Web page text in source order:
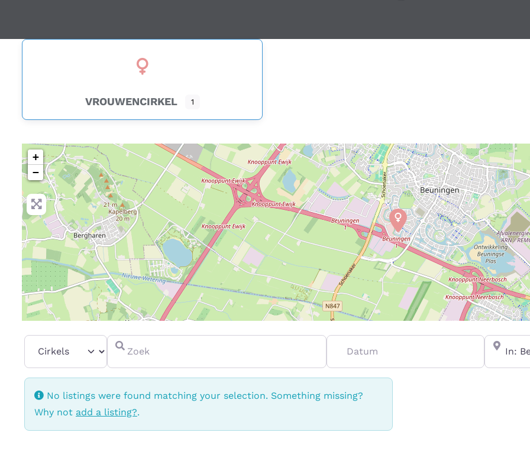
VROUWENCIRKEL 1
+
−
Zoek In de
No listings were found matching your selection. Something missing?
Why not add a listing?.